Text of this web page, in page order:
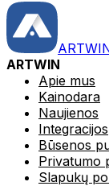
ARTWIN
Apie mus
Kainodara
Naujienos
Integracijos
Būsenos
Privatumo
Slapukų